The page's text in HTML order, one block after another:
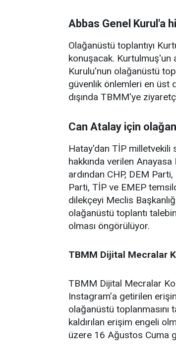
Abbas Genel Kurul'a
Olağanüstü toplantıyı
konuşacak. Kurtulmuş'un
Kurulu'nun olağanüstü
güvenlik önlemleri en üst
dışında TBMM'ye
Can Atalay için
Hatay'dan TİP milletvekili
hakkında verilen Anayasa
ardından CHP, DEM
Parti, TİP ve EMEP
dilekçeyi Meclis
olağanüstü toplantı
olması öngörülüyor.
TBMM Dijital Mecralar
TBMM Dijital Mecralar
Instagram’a getirilen
olağanüstü
kaldırılan erişim engeli
üzere 16 Ağustos Cuma